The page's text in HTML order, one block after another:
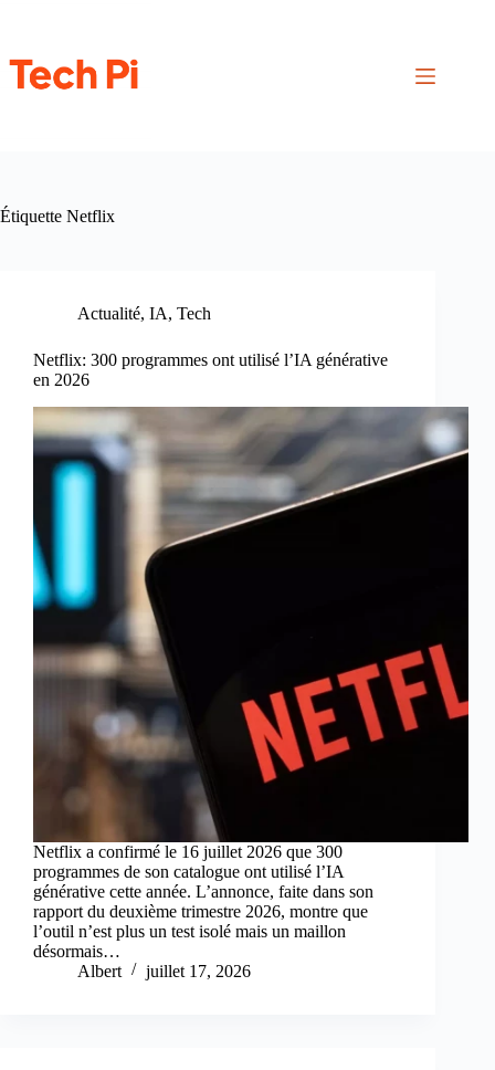
Étiquette Netflix
Actualité, IA, Tech
Netflix: 300 programmes ont utilisé l’IA générative
en 2026
Netflix a confirmé le 16 juillet 2026 que 300
programmes de son catalogue ont utilisé l’IA
générative cette année. L’annonce, faite dans son
rapport du deuxième trimestre 2026, montre que
l’outil n’est plus un test isolé mais un maillon
désormais…
Albert
juillet 17, 2026